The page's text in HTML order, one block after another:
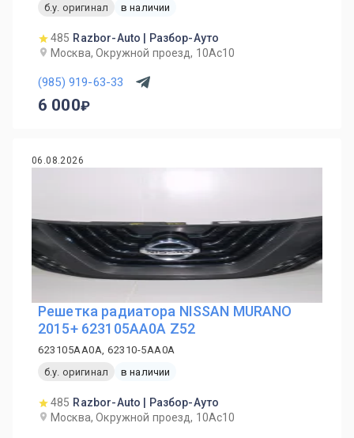
б.у. оригинал
в наличии
485 Razbor-Auto | Разбор-Ауто
Москва, Окружной проезд, 10Ас10
(985) 919-63-33
6 000
06.08.2026
Решетка радиатора NISSAN MURANO
2015+ 623105AA0A Z52
623105AA0A, 62310-5AA0A
б.у. оригинал
в наличии
485 Razbor-Auto | Разбор-Ауто
Москва, Окружной проезд, 10Ас10